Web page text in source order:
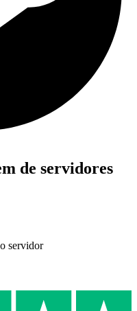
de servidores
servidor